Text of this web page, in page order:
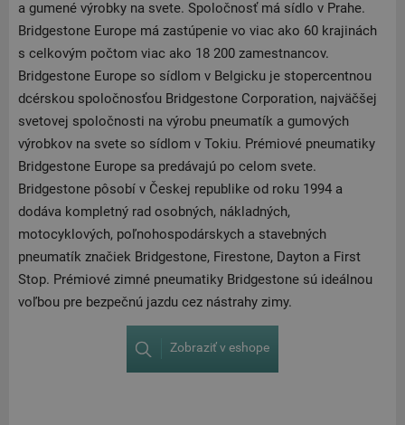
a gumené výrobky na svete. Spoločnosť má sídlo v Prahe.
Bridgestone Europe má zastúpenie vo viac ako 60 krajinách
s celkovým počtom viac ako 18 200 zamestnancov.
Bridgestone Europe so sídlom v Belgicku je stopercentnou
dcérskou spoločnosťou Bridgestone Corporation, najväčšej
svetovej spoločnosti na výrobu pneumatík a gumových
výrobkov na svete so sídlom v Tokiu. Prémiové pneumatiky
Bridgestone Europe sa predávajú po celom svete.
Bridgestone pôsobí v Českej republike od roku 1994 a
dodáva kompletný rad osobných, nákladných,
motocyklových, poľnohospodárskych a stavebných
pneumatík značiek Bridgestone, Firestone, Dayton a First
Stop. Prémiové zimné pneumatiky Bridgestone sú ideálnou
voľbou pre bezpečnú jazdu cez nástrahy zimy.
Zobraziť v eshope